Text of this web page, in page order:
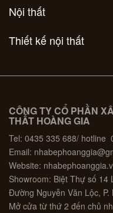
Nội thất
Thiết kế nội thất
CÔNG TY CỔ PHẦN
THẤT HOÀNG GIA
Tel: 0435 335 688/ hotline
Email:
Website:
Showroom: Biệt Thự số 14
Đường Nguyễn Văn Lộc,
Mở cửa từ thứ 2 đến chủ